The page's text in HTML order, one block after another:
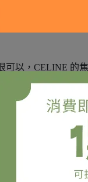
紹
以，CELINE 的
適合通勤趕車使用
節處是設計在包身
然的，不會讓人
拉鏈小口袋，包
搭，很耐看。